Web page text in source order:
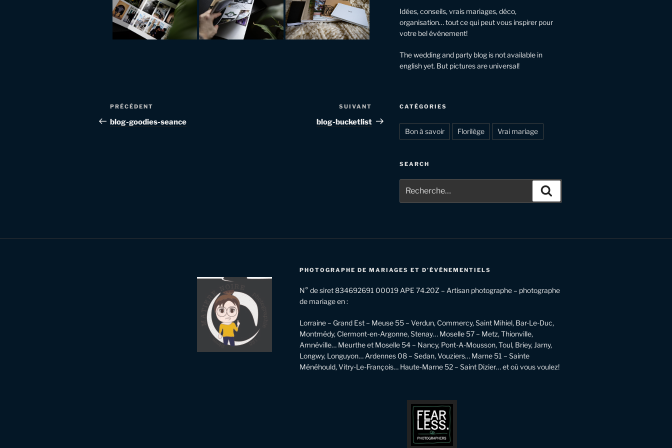
Navigation
de
Article
précédent
PRÉCÉDENT
blog-goodies-seance
suivant
SUIVANT
blog-bucketlist
Idées, conseils, vrais mariages, déco,
organisation… tout ce qui peut vous inspirer pour
votre bel événement!
The wedding and party blog is not available in
english yet. But pictures are universal!
CATÉGORIES
Bon à savoir Florilège Vrai mariage
SEARCH
pour
:
PHOTOGRAPHE DE MARIAGES ET D’ÉVÉNEMENTIELS
N° de siret 834692691 00019 APE 74.20Z – Artisan photographe – photographe
de mariage en :
Lorraine – Grand Est – Meuse 55 – Verdun, Commercy, Saint Mihiel, Bar-Le-Duc,
Montmédy, Clermont-en-Argonne, Stenay… Moselle 57 – Metz, Thionville,
Amnéville… Meurthe et Moselle 54 – Nancy, Pont-A-Mousson, Toul, Briey, Jarny,
Longwy, Longuyon… Ardennes 08 – Sedan, Vouziers… Marne 51 – Sainte
Ménéhould, Vitry-Le-François… Haute-Marne 52 – Saint Dizier… et où vous voulez!